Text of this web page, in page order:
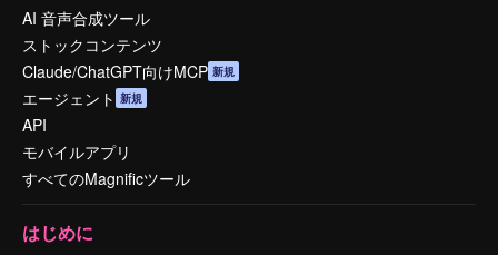
AI 音声合成ツール
ストックコンテンツ
Claude/ChatGPT向けMCP 新規
エージェント 新規
API
モバイルアプリ
すべてのMagnificツール
はじめに